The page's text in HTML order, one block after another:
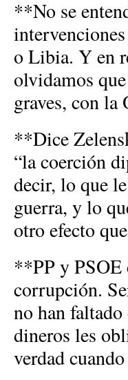
**No se
o Libia. Y en
olvidamos
graves, con la
**Dice
“la coerción
decir, lo que
guerra, y lo
otro efecto
**PP y PSOE
corrupción.
no han
dineros les
verdad